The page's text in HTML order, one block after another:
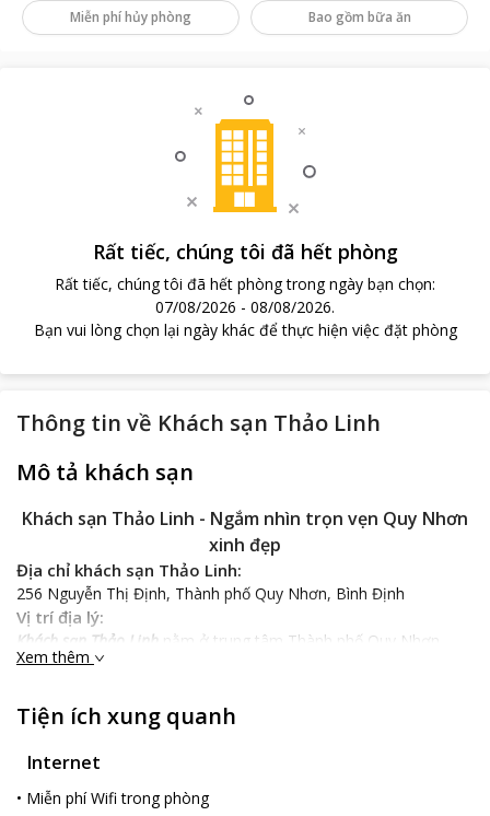
Miễn phí hủy phòng Bao gồm bữa ăn
Rất tiếc, chúng tôi đã hết phòng
Rất tiếc, chúng tôi đã hết phòng trong ngày bạn chọn:
07/08/2026 - 08/08/2026.
Bạn vui lòng chọn lại ngày khác để thực hiện việc đặt phòng
Thông tin về Khách sạn Thảo Linh
Mô tả khách sạn
Khách sạn Thảo Linh - Ngắm nhìn trọn vẹn Quy Nhơn
xinh đẹp
Địa chỉ khách sạn Thảo Linh:
256 Nguyễn Thị Định, Thành phố Quy Nhơn, Bình Định
Vị trí địa lý:
Khách sạn Thảo Linh
nằm ở trung tâm Thành phố Quy Nhơn,
cách biển Quy Nhơn 200m, chỉ 10p đi bộ. Nơi đây còn giúp bạn
uống, sân golf, các trung tâm giao dịch và thương mại… Tham
quan các danh lam thắng cảnh nổi tiếng ở Bình Định như Điện
thờ Tây Sơn, Thành Hoàng Đế, Tháp Chàm, Chùa Cổ như chùa
Lương....Thắng cảnh Ghềnh Ráng Tiên Sa, bãi Biển Quy Hòa,
Xem thêm
Tiện ích xung quanh
Internet
• Miễn phí Wifi trong phòng